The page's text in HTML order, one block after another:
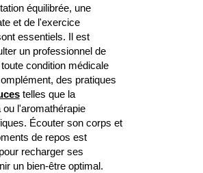
équilibrée, une
et de l'exercice
essentiels. Il est
un professionnel de
condition médicale
des pratiques
telles que la
l'aromathérapie
Écouter son corps et
de repos est
recharger ses
un bien-être optimal.